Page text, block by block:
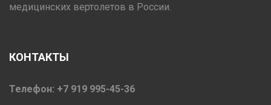
медицинских вертолетов в России.
КОНТАКТЫ
Телефон: +7 919 995-45-36